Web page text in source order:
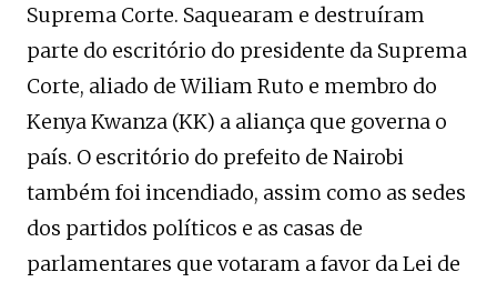
Suprema Corte. Saquearam e destruíram
parte do escritório do presidente da Suprema
Corte, aliado de Wiliam Ruto e membro do
Kenya Kwanza (KK) a aliança que governa o
país. O escritório do prefeito de Nairobi
também foi incendiado, assim como as sedes
dos partidos políticos e as casas de
parlamentares que votaram a favor da Lei de